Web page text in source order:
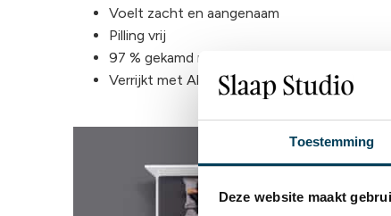
Toestemming
Deze website maakt
Voelt zacht en aangenaam
Pilling vrij
97 % gekamd mako katoen en 3 % elasthan
Verrijkt met Aloe Vera en Arganolie